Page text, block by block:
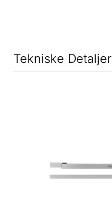
Tekniske Detaljer